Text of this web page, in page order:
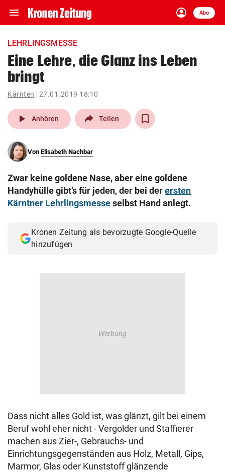
menu Navigation
ein-/ausklappen
account_circle
Anmelden
Abo
close Schließen
account_circle Anmelden
pin_drop
Wien arrow_right
search
eingeben
© Krone Multimedia GmbH & Co KG 2026
Muthgasse 2, 1190 Wien
LEHRLINGSMESSE
Eine Lehre, die Glanz ins Leben
bringt
Kärnten 27.01.2019 18:10
play_arrow Anhören Teilen
Von Elisabeth Nachbar
Zwar keine goldene Nase, aber eine goldene
Handyhülle gibt’s für jeden, der bei derersten
Kärntner Lehrlingsmesseselbst Hand anlegt.
Kronen Zeitung als bevorzugte Google-Quelle
hinzufügen
Dass nicht alles Gold ist, was glänzt, gilt bei einem
Beruf wohl eher nicht - Vergolder und Staffierer
machen aus Zier-, Gebrauchs- und
Einrichtungsgegenständen aus Holz, Metall, Gips,
Marmor, Glas oder Kunststoff glänzende